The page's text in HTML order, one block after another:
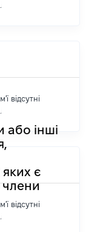
відсутні
або інші
є
члени
відсутні